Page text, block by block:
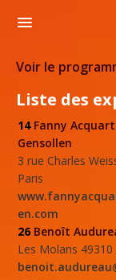
Voir le
Liste des
14 Fanny
Gensollen
3 rue Charles
Paris
en.com
26 Benoît
Les Molans 49310